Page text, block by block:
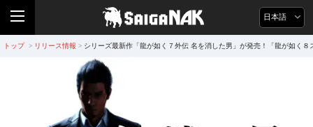
日本語
トップ > リリース情報 > シリーズ最新作「龍が如く７外伝 名を消した男」が発売！「龍が如く８